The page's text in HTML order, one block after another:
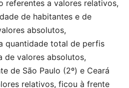
referentes a valores relativos,
de habitantes e de
absolutos,
quantidade total de perfis
de valores absolutos,
de São Paulo (2º) e Ceará
relativos, ficou à frente